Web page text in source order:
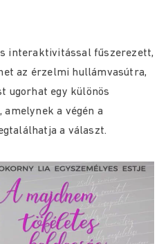
interaktivitással fűszerezett,
az érzelmi hullámvasútra,
ugorhat egy különös
a végén a
a választ.